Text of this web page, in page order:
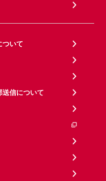
ついて
送信について